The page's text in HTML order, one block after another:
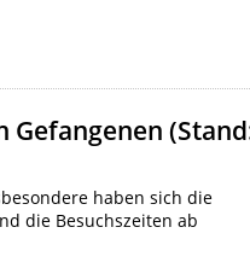
Gefangenen
haben sich die
die Besuchszeiten ab